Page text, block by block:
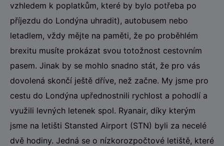
vzhledem k poplatkům, které by bylo potřeba po
příjezdu do Londýna uhradit), autobusem nebo
letadlem, vždy mějte na paměti, že po proběhlém
brexitu musíte prokázat svou totožnost cestovním
pasem. Jinak by se mohlo snadno stát, že pro vás
dovolená skončí ještě dříve, než začne. My jsme pro
cestu do Londýna upřednostnili rychlost a pohodlí a
využili levných letenek spol. Ryanair, díky kterým
jsme na letišti Stansted Airport (STN) byli za necelé
dvě hodiny. Jedná se o nízkorozpočtové letiště, které